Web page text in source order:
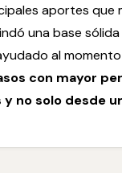
aportes que
una base
al
con mayor
no solo desde